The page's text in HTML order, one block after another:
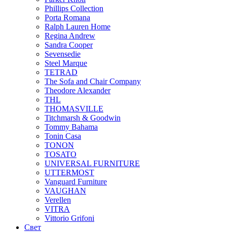
Phillips Collection
Porta Romana
Ralph Lauren Home
Regina Andrew
Sandra Cooper
Sevensedie
Steel Marque
TETRAD
The Sofa and Chair Company
Theodore Alexander
THL
THOMASVILLE
Titchmarsh & Goodwin
Tommy Bahama
Tonin Casa
TONON
TOSATO
UNIVERSAL FURNITURE
UTTERMOST
Vanguard Furniture
VAUGHAN
Verellen
VITRA
Vittorio Grifoni
Свет